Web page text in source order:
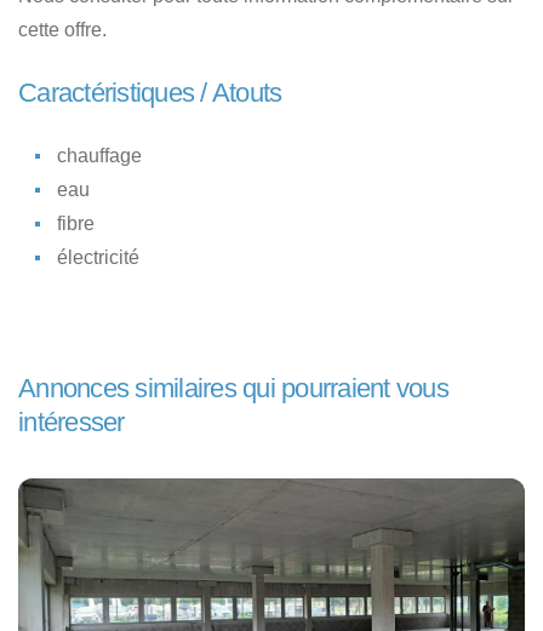
cette offre.
Caractéristiques / Atouts
chauffage
eau
fibre
électricité
Annonces similaires qui pourraient vous
intéresser